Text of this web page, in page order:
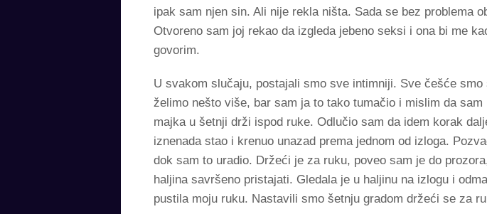
ipak sam njen sin. Ali nije rekla ništa. Sada se bez problema
Otvoreno sam joj rekao da izgleda jebeno seksi i ona bi me
govorim.
U svakom slučaju, postajali smo sve intimniji. Sve češće
želimo nešto više, bar sam ja to tako tumačio i mislim da
majka u šetnji drži ispod ruke. Odlučio sam da idem korak
iznenada stao i krenuo unazad prema jednom od izloga.
dok sam to uradio. Držeći je za ruku, poveo sam je do
haljina savršeno pristajati. Gledala je u haljinu na izlogu i
pustila moju ruku. Nastavili smo šetnju gradom držeći se za